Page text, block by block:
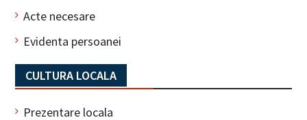
Acte necesare
Evidenta persoanei
CULTURA LOCALA
Prezentare locala